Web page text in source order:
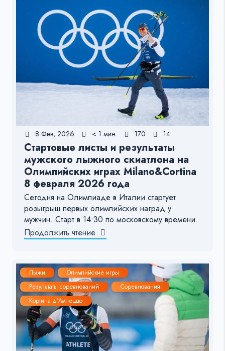
8 Фев, 2026 < 1 мин. 170 14
Стартовые листы и результаты
мужского лыжного скиатлона на
Олимпийских играх Milano&Cortina
8 февраля 2026 года
Сегодня на Олимпиаде в Италии стартует
розыгрыш первых олимпийских наград у
мужчин. Старт в 14:30 по московскому времени.
Продолжить чтение
Лыжи
Олимпийские игры
Результаты соревнований
Соревнования
Кортина д’Ампеццо